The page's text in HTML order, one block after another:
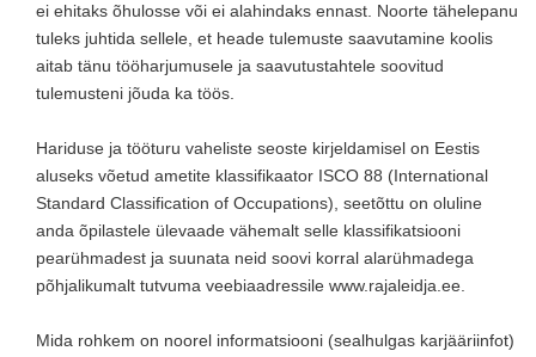
ei ehitaks õhulosse või ei alahindaks ennast. Noorte tähelepanu
tuleks juhtida sellele, et heade tulemuste saavutamine koolis
aitab tänu tööharjumusele ja saavutustahtele soovitud
tulemusteni jõuda ka töös.
Hariduse ja tööturu vaheliste seoste kirjeldamisel on Eestis
aluseks võetud ametite klassifikaator ISCO 88 (International
Standard Classification of Occupations), seetõttu on oluline
anda õpilastele ülevaade vähemalt selle klassifikatsiooni
pearühmadest ja suunata neid soovi korral alarühmadega
põhjalikumalt tutvuma veebiaadressile www.rajaleidja.ee.
Mida rohkem on noorel informatsiooni (sealhulgas karjääriinfot)